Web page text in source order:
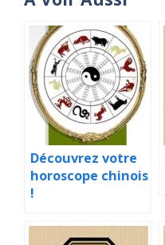
Découvrez votre
horoscope chinois
!